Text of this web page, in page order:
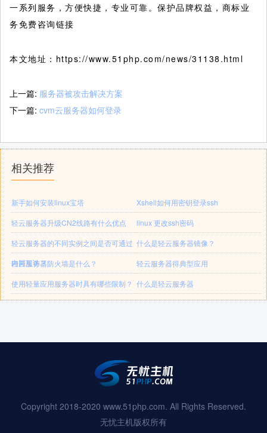
一系列服务，方便快捷，专业可靠。保护品牌权益，商标业
务免费咨询链接
本文地址：https://www.51php.com/news/31138.html
上一篇: 服务器被攻击解决方案
下一篇: cvm云服务器如何登录
相关推荐
新手如何安装linux宝塔
Xshell如何用密钥登录ssh
轻云服务器升级CN2线路有什么优点
linux 更改ssh密码
轻云服务器的不同实例之间是否可通过
内网互访？
什么是轻云服务器镜像？
轻云服务器防火墙是什么？
轻云服务器得典型应用
使用轻量应用服务器时具有哪些限制？ 什么是轻云服务器
Copyright 2018-2020 www.51php.com. All Rights Reserved.
无忧主机版权所有